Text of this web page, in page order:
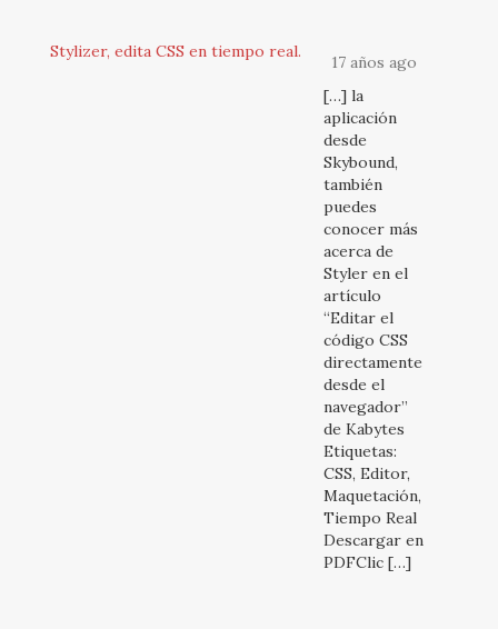
Stylizer, edita CSS en tiempo real.
17 años ago
[…] la
aplicación
desde
Skybound,
también
puedes
conocer más
acerca de
Styler en el
artículo
“Editar el
código CSS
directamente
desde el
navegador”
de Kabytes
Etiquetas:
CSS, Editor,
Maquetación,
Tiempo Real
Descargar en
PDFClic […]